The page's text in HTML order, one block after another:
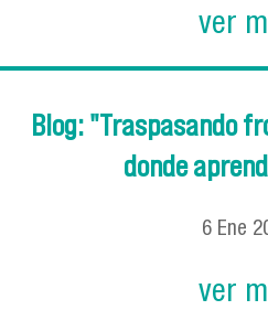
ver
Blog: "Traspasando
donde
6 Ene
ver